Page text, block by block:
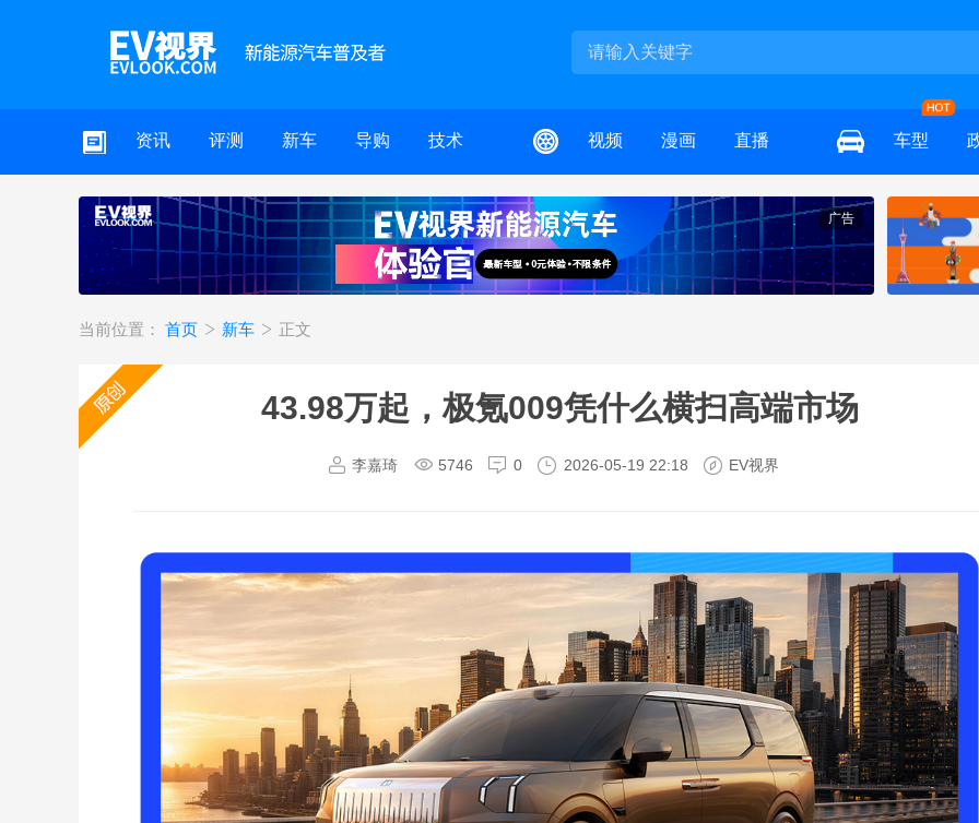
资讯 评测 新车 导购 技术 视频 漫画 直播 车型
广告
当前位置： 首页 新车 正文
43.98万起，极氪009凭什么横扫高端市场
李嘉琦 5746 0 2026-05-19 22:18 EV视界